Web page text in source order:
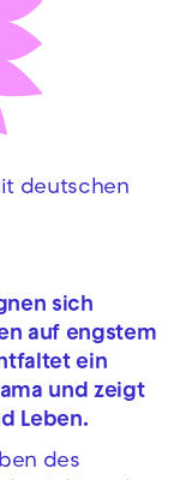
deutschen
sich
auf engstem
ein
und zeigt
Leben.
des